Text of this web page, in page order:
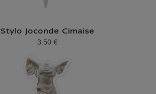
Stylo Joconde Cimaise
Prix ​​actuel
3,50 €